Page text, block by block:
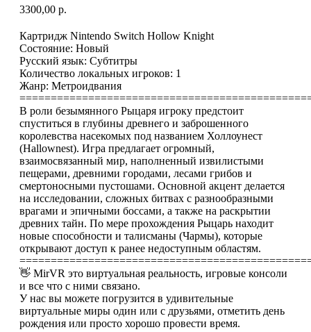
3300,00 р.
Картридж Nintendo Switch Hollow Knight
Состояние: Новый
Русский язык: Субтитры
Количество локальных игроков: 1
Жанр: Метроидвания
В роли безымянного Рыцаря игроку предстоит
спуститься в глубины древнего и заброшенного
королевства насекомых под названием Холлоунест
(Hallownest). Игра предлагает огромный,
взаимосвязанный мир, наполненный извилистыми
пещерами, древними городами, лесами грибов и
смертоносными пустошами. Основной акцент делается
на исследовании, сложных битвах с разнообразными
врагами и эпичными боссами, а также на раскрытии
древних тайн. По мере прохождения Рыцарь находит
новые способности и талисманы (Чармы), которые
открывают доступ к ранее недоступным областям.
👋 MirVR это виртуальная реальность, игровые консоли
и все что с ними связано.
У нас вы можете погрузится в удивительные
виртуальные миры один или с друзьями, отметить день
рождения или просто хорошо провести время.